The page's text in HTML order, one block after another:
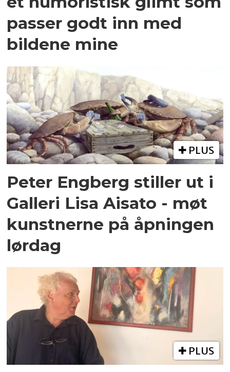
passer godt inn med
bildene mine
PLUS
Peter Engberg stiller ut i
Galleri Lisa Aisato - møt
kunstnerne på åpningen
lørdag
PLUS